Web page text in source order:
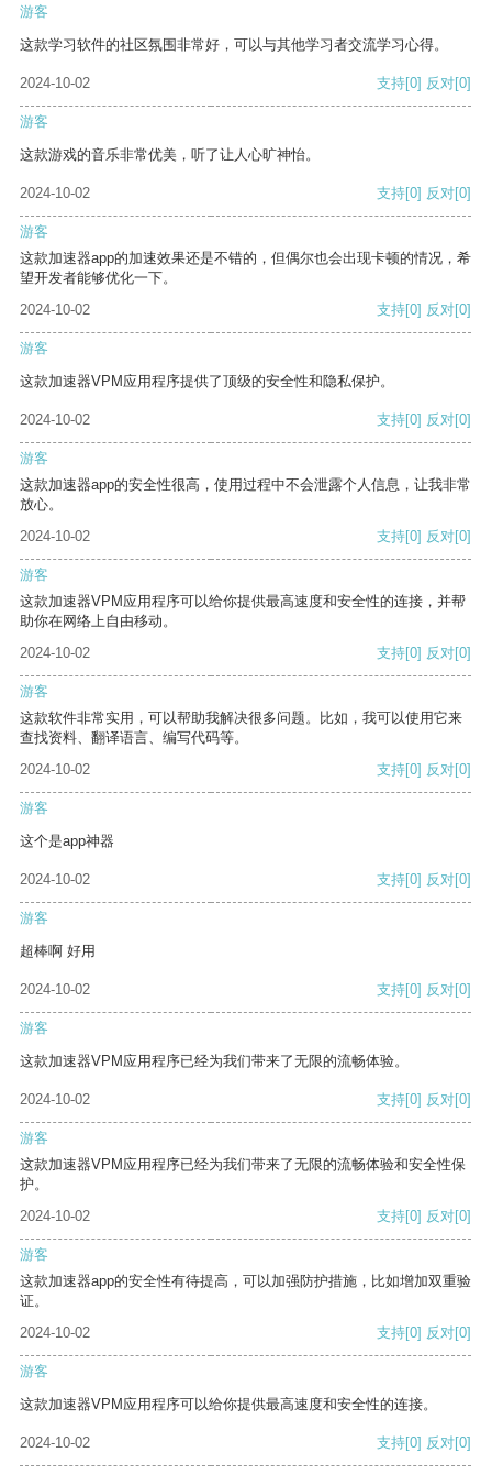
游客
这款学习软件的社区氛围非常好，可以与其他学习者交流学习心得。
2024-10-02 支持[0] 反对[0]
游客
这款游戏的音乐非常优美，听了让人心旷神怡。
2024-10-02 支持[0] 反对[0]
游客
这款加速器app的加速效果还是不错的，但偶尔也会出现卡顿的情况，希
望开发者能够优化一下。
2024-10-02
支持[0] 反对[0]
游客
这款加速器VPM应用程序提供了顶级的安全性和隐私保护。
2024-10-02 支持[0] 反对[0]
游客
这款加速器app的安全性很高，使用过程中不会泄露个人信息，让我非常
放心。
2024-10-02
支持[0] 反对[0]
游客
这款加速器VPM应用程序可以给你提供最高速度和安全性的连接，并帮
助你在网络上自由移动。
2024-10-02
支持[0] 反对[0]
游客
这款软件非常实用，可以帮助我解决很多问题。比如，我可以使用它来
查找资料、翻译语言、编写代码等。
2024-10-02
支持[0] 反对[0]
游客
这个是app神器
2024-10-02 支持[0] 反对[0]
游客
超棒啊 好用
2024-10-02 支持[0] 反对[0]
游客
这款加速器VPM应用程序已经为我们带来了无限的流畅体验。
2024-10-02 支持[0] 反对[0]
游客
这款加速器VPM应用程序已经为我们带来了无限的流畅体验和安全性保
护。
2024-10-02
支持[0] 反对[0]
游客
这款加速器app的安全性有待提高，可以加强防护措施，比如增加双重验
证。
2024-10-02
支持[0] 反对[0]
游客
这款加速器VPM应用程序可以给你提供最高速度和安全性的连接。
2024-10-02 支持[0] 反对[0]